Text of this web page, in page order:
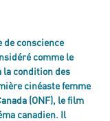
de conscience
comme le
la condition des
cinéaste femme
(ONF), le film
canadien. Il